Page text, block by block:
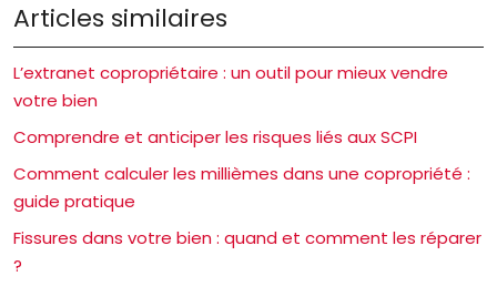
Articles similaires
L’extranet copropriétaire : un outil pour mieux vendre
votre bien
Comprendre et anticiper les risques liés aux SCPI
Comment calculer les millièmes dans une copropriété :
guide pratique
Fissures dans votre bien : quand et comment les réparer
?